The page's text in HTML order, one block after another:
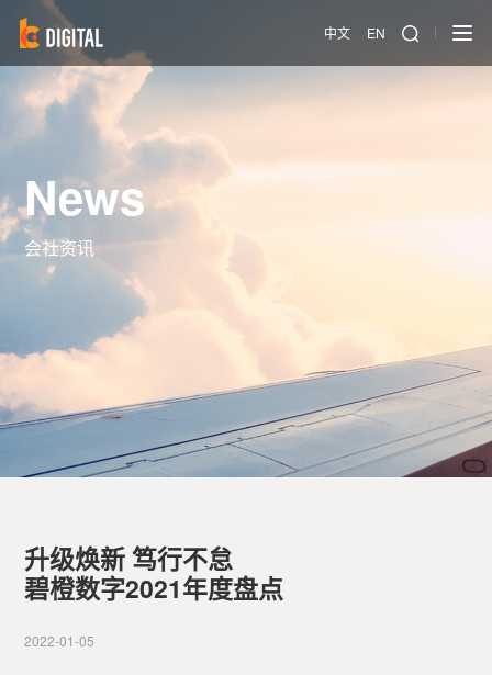
中文 EN
News
会社资讯
升级焕新 笃行不怠
碧橙数字2021年度盘点
2022-01-05